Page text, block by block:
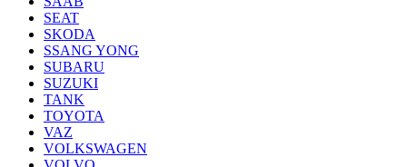
SEAT
SKODA
SSANG YONG
SUBARU
SUZUKI
TANK
TOYOTA
VAZ
VOLKSWAGEN